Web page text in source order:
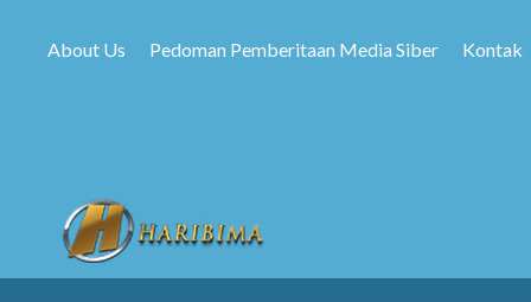
About Us Pedoman Pemberitaan Media Siber Kontak